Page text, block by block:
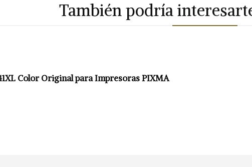
También podría
Color Original para Impresoras PIXMA